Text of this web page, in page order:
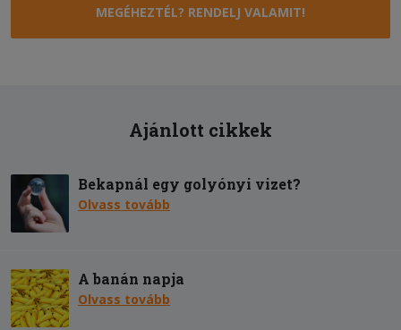
MEGÉHEZTÉL? RENDELJ VALAMIT!
Ajánlott cikkek
Bekapnál egy golyónyi vizet?
Olvass tovább
A banán napja
Olvass tovább